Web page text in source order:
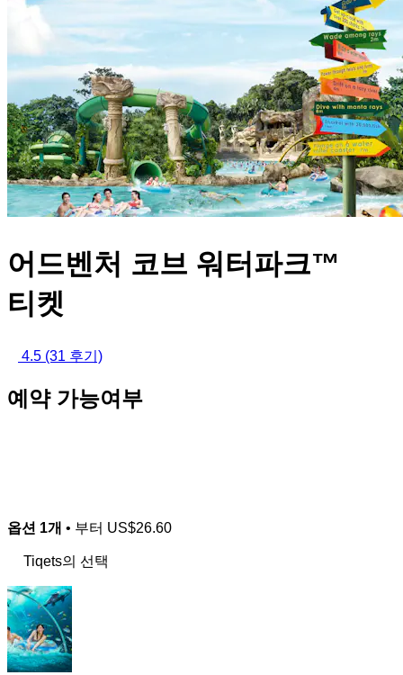
어드벤처 코브 워터파크™
티켓
4.5 (31 후기)
예약 가능여부
옵션 1개 • 부터 US$26.60
Tiqets의 선택